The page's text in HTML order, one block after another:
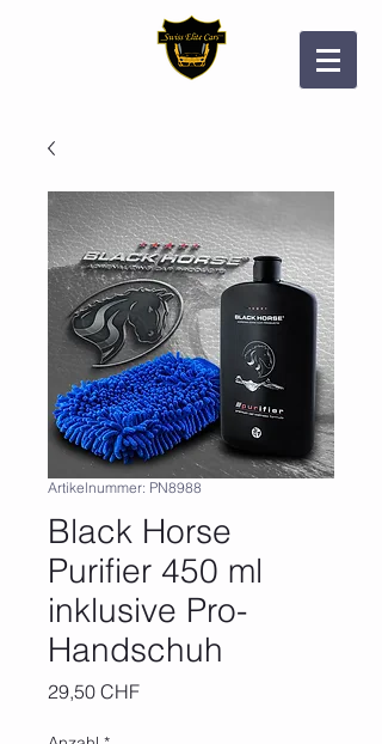
Artikelnummer: PN8988
Black Horse
Purifier 450 ml
inklusive Pro-
Handschuh
29,50 CHFPreis